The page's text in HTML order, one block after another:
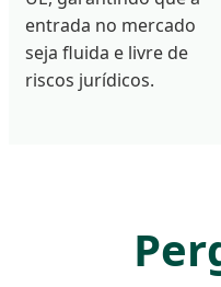
entrada no mercado
seja fluida e livre de
riscos jurídicos.